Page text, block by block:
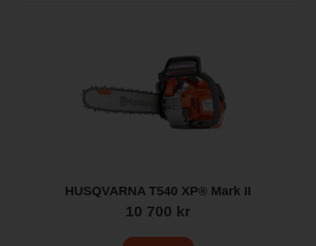
HUSQVARNA T540 XP® Mark II
10 700 kr